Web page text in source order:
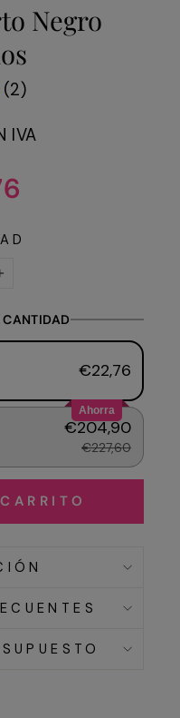
Negro
(2)
IVA
CANTIDAD
€22,76
Ahorra
€204,90
€227,60